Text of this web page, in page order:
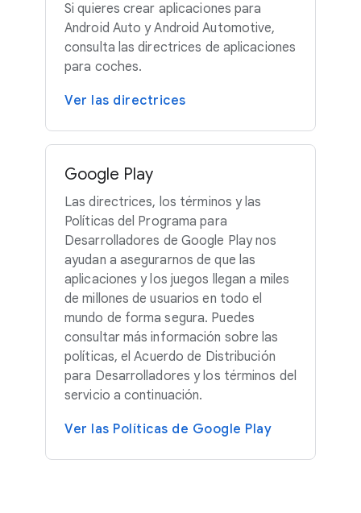
Si quieres crear aplicaciones para
Android Auto y Android Automotive,
consulta las directrices de aplicaciones
para coches.
Ver las directrices
Google Play
Las directrices, los términos y las
Políticas del Programa para
Desarrolladores de Google Play nos
ayudan a asegurarnos de que las
aplicaciones y los juegos llegan a miles
de millones de usuarios en todo el
mundo de forma segura. Puedes
consultar más información sobre las
políticas, el Acuerdo de Distribución
para Desarrolladores y los términos del
servicio a continuación.
Ver las Políticas de Google Play